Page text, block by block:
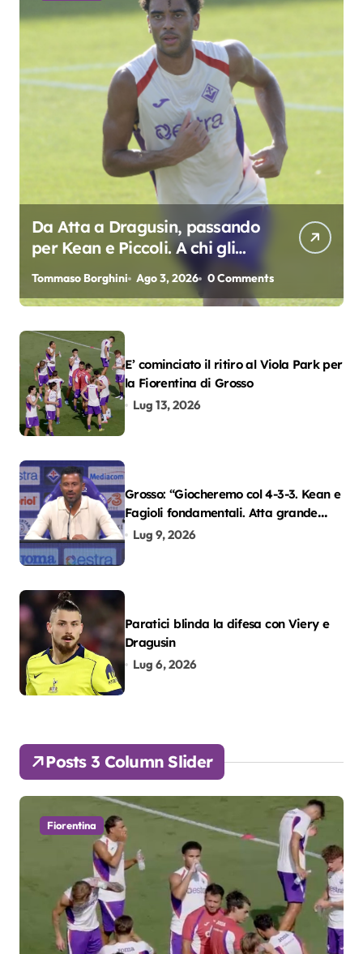
Da Atta a Dragusin, passando
per Kean e Piccoli. A chi gli
oscar del precampionato?
Tommaso Borghini Ago 3, 2026 0 Comments
E’ cominciato il ritiro al Viola Park per
la Fiorentina di Grosso
Lug 13, 2026
Grosso: “Giocheremo col 4-3-3. Kean e
Fagioli fondamentali. Atta grande
colpo”
Lug 9, 2026
Paratici blinda la difesa con Viery e
Dragusin
Lug 6, 2026
Posts 3 Column Slider
Fiorentina